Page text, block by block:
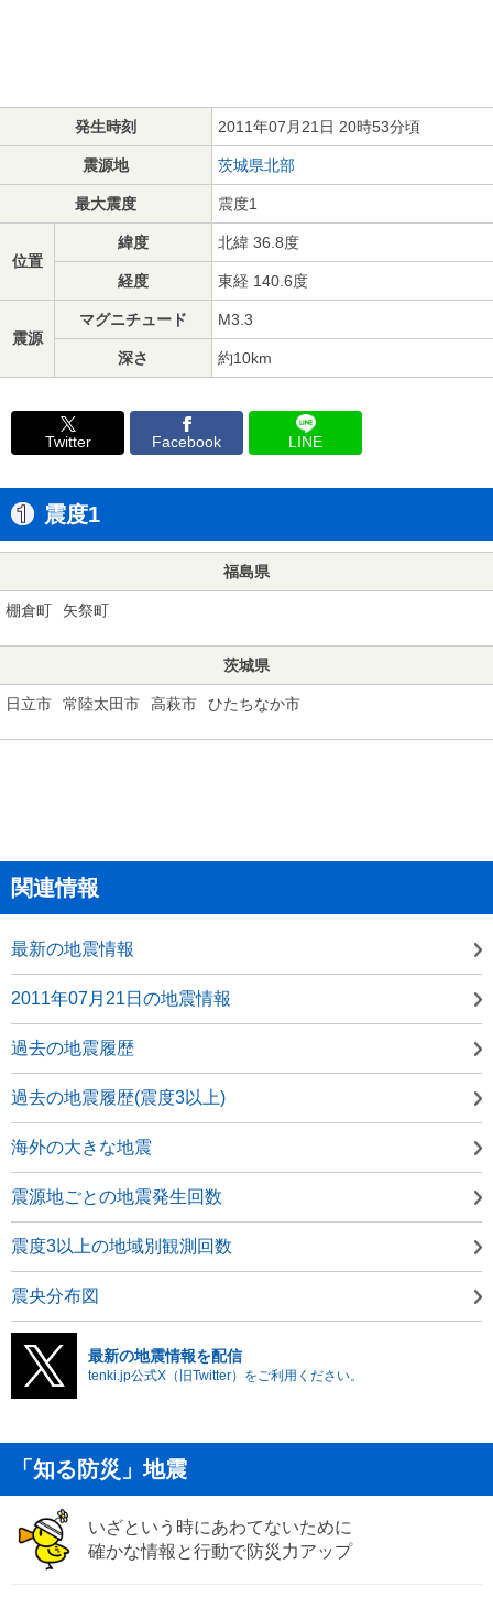
発生時刻 2011年07月21日 20時53分頃
震源地 茨城県北部
最大震度 震度1
位置
緯度 北緯 36.8度
経度 東経 140.6度
震源
マグニチュード M3.3
深さ 約10km
Twitter Facebook LINE
震度1
福島県
棚倉町 矢祭町
茨城県
日立市 常陸太田市 高萩市 ひたちなか市
関連情報
最新の地震情報
2011年07月21日の地震情報
過去の地震履歴
過去の地震履歴(震度3以上)
海外の大きな地震
震源地ごとの地震発生回数
震度3以上の地域別観測回数
震央分布図
最新の地震情報を配信
tenki.jp公式X（旧Twitter）をご利用ください。
「知る防災」地震
いざという時にあわてないために
確かな情報と行動で防災力アップ